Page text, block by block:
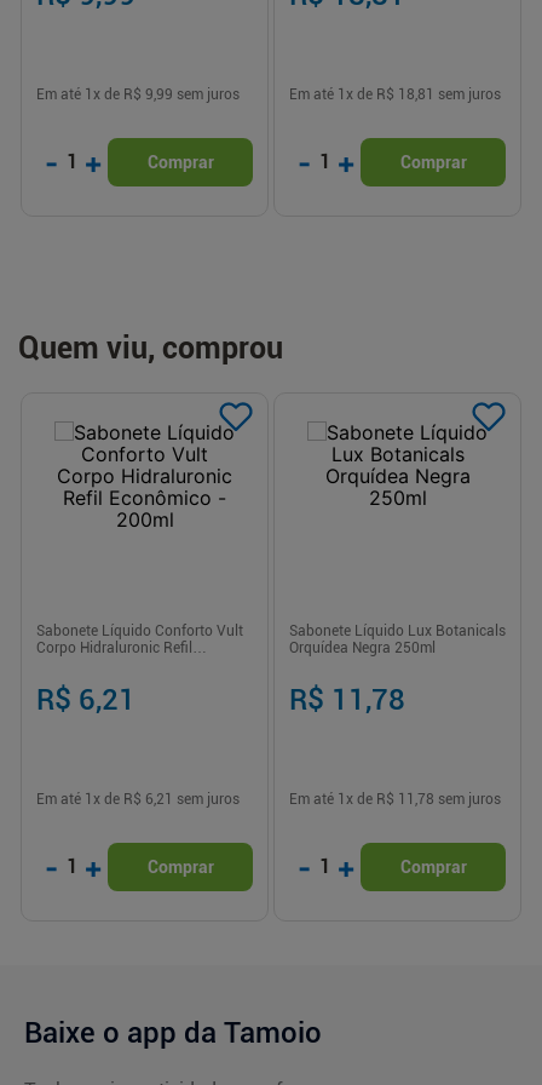
Em até 1 x de R$ 9,99 sem juros
- 1 + Comprar
Em até 1 x de R$ 18,81 sem juros
- 1 + Comprar
Quem viu, comprou
Sabonete Líquido Conforto Vult
Corpo Hidraluronic Refil
R$ 6,21
Em até 1 x de R$ 6,21 sem juros
- 1 + Comprar
Sabonete Líquido Lux Botanicals
Orquídea Negra 250ml
R$ 11,78
Em até 1 x de R$ 11,78 sem juros
- 1 + Comprar
Baixe o app da Tamoio